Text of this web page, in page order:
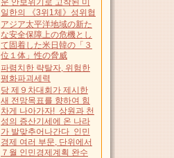
운 안보위기로 고착된 미
일한의 《3위1체》성위협
アジア太平洋地域の新た
な安全保障上の危機とし
て固着した米日韓の「３
位１体」性の脅威
파렴치한 략탈자, 위험한
평화파괴세력
당 제９차대회가 제시한
새 전망목표를 향하여 힘
차게 나아가자! 상원과 천
성의 증산기세에 온 나라
가 발맞추어나간다 인민
경제 여러 부문, 단위에서
７월 인민경제계획 완수